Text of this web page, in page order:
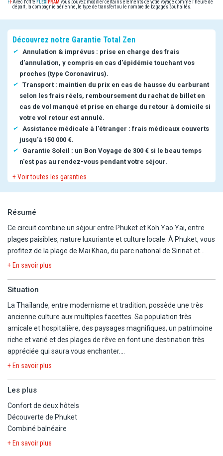
Avec l'offre
vous pouvez modifier certains éléments de votre voyage comme l'heure de
départ, la compagnie aérienne, le type de transfert ou le nombre de bagages souhaités.
Découvrez notre Garantie Total Zen
Annulation & imprévus : prise en charge des frais
d'annulation, y compris en cas d'épidémie touchant vos
proches (type Coronavirus).
Transport : maintien du prix en cas de hausse du carburant
selon les frais réels, remboursement du rachat de billet en
cas de vol manqué et prise en charge du retour à domicile si
votre vol retour est annulé.
Assistance médicale à l'étranger : frais médicaux couverts
jusqu'à 150 000 €.
Garantie Soleil : un Bon Voyage de 300 € si le beau temps
n'est pas au rendez-vous pendant votre séjour.
+ Voir toutes les garanties
Résumé
Ce circuit combine un séjour entre Phuket et Koh Yao Yai, entre
plages paisibles, nature luxuriante et culture locale. À Phuket, vous
profitez de la plage de Mai Khao, du parc national de Sirinat et
d'excursions vers la baie de Phang Nga ou la région de Khao Lak. À
snorkeling et à la découverte de villages traditionnels. Un voyage
+ En savoir plus
Situation
La Thaïlande, entre modernisme et tradition, possède une très
ancienne culture aux multiples facettes. Sa population très
amicale et hospitalière, des paysages magnifiques, un patrimoine
riche et varié et des plages de rêve en font une destination très
appréciée qui saura vous enchanter.
Resort
Situé sur la tranquille plage de Mai Khao à Phuket. Au cœur de la
végétation, l'Estella Phuket Mai Khao Beach Resort 5* offre un
cadre naturel et serein, parfait pour une escapade reposante. Cet
hôtel allie design moderne et touches thaïlandaises, proposant
+ En savoir plus
Les plus
Confort de deux hôtels
Découverte de Phuket
Combiné balnéaire
+ En savoir plus